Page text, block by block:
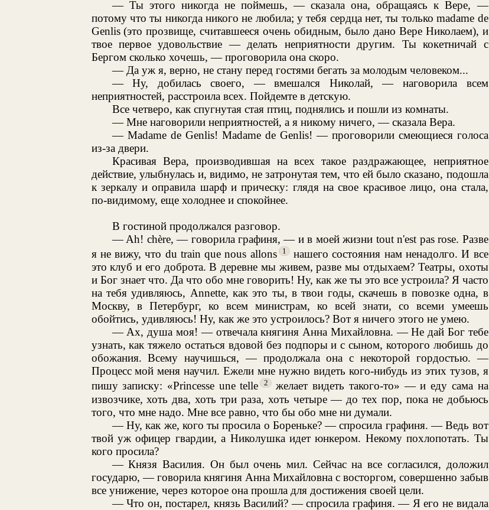
— Ты этого никогда не поймешь, — сказала она, обращаясь к Вере, —
потому что ты никогда никого не любила; у тебя сердца нет, ты только madame de
Genlis (это прозвище, считавшееся очень обидным, было дано Вере Николаем), и
твое первое удовольствие — делать неприятности другим. Ты кокетничай с
Бергом сколько хочешь, — проговорила она скоро.
— Да уж я, верно, не стану перед гостями бегать за молодым человеком...
— Ну, добилась своего, — вмешался Николай, — наговорила всем
неприятностей, расстроила всех. Пойдемте в детскую.
Все четверо, как спугнутая стая птиц, поднялись и пошли из комнаты.
— Мне наговорили неприятностей, а я никому ничего, — сказала Вера.
— Madame de Genlis! Madame de Genlis! — проговорили смеющиеся голоса
из-за двери.
Красивая Вера, производившая на всех такое раздражающее, неприятное
действие, улыбнулась и, видимо, не затронутая тем, что ей было сказано, подошла
к зеркалу и оправила шарф и прическу: глядя на свое красивое лицо, она стала,
по-видимому, еще холоднее и спокойнее.
В гостиной продолжался разговор.
— Ah! chère, — говорила графиня, — и в моей жизни tout n'est pas rose. Разве
я не вижу, что du train que nous allons
1 нашего состояния нам ненадолго. И все
это клуб и его доброта. В деревне мы живем, разве мы отдыхаем? Театры, охоты
и Бог знает что. Да что обо мне говорить! Ну, как же ты это все устроила? Я часто
на тебя удивляюсь, Annette, как это ты, в твои годы, скачешь в повозке одна, в
Москву, в Петербург, ко всем министрам, ко всей знати, со всеми умеешь
обойтись, удивляюсь! Ну, как же это устроилось? Вот я ничего этого не умею.
— Ах, душа моя! — отвечала княгиня Анна Михайловна. — Не дай Бог тебе
узнать, как тяжело остаться вдовой без подпоры и с сыном, которого любишь до
обожания. Всему научишься, — продолжала она с некоторой гордостью. —
Процесс мой меня научил. Ежели мне нужно видеть кого-нибудь из этих тузов, я
пишу записку: «Princesse une telle
2 желает видеть такого-то» — и еду сама на
извозчике, хоть два, хоть три раза, хоть четыре — до тех пор, пока не добьюсь
того, что мне надо. Мне все равно, что бы обо мне ни думали.
— Ну, как же, кого ты просила о Бореньке? — спросила графиня. — Ведь вот
твой уж офицер гвардии, а Николушка идет юнкером. Некому похлопотать. Ты
кого просила?
— Князя Василия. Он был очень мил. Сейчас на все согласился, доложил
государю, — говорила княгиня Анна Михайловна с восторгом, совершенно забыв
все унижение, через которое она прошла для достижения своей цели.
— Что он, постарел, князь Василий? — спросила графиня. — Я его не видала